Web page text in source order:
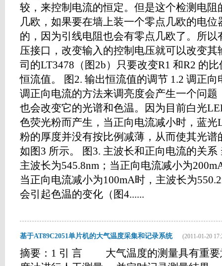
较，来控制电流的恒定。但是这个检测电
几欧，如果要在墙上装一个零点几欧的电
的，因为引线电阻也会有零点几欧了。所
压接口，改变输入的控制电压就可以改变
司的LT3478（图2b）只要改变R1 和R2 的
恒流值。 图2. 输出恒流值的调节 1.2 调正
调正向电流的方法来调亮度会产生一个问
也会改变它的光谱和色温。因为目前白光
色荧光粉而产生，当正向电流减小时，蓝
粉的厚度并没有按比例减薄，从而使其光
如图3 所示。 图3. 主波长和正向电流的关系
主波长为545.8nm；当正向电流减小为
当正向电流减小为100mA时，主波长为
会引起色温的变化（图4......
基于AT89C2051单片机的大气温度采集和记录系统 (2011-01-20
摘要：1 引 言 大气温度的测量具有重要